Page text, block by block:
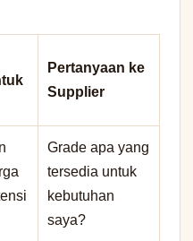
Pertanyaan ke
Supplier
Grade apa yang
tersedia untuk
kebutuhan
saya?